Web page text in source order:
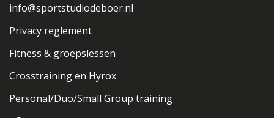
info@sportstudiodeboer.nl
Privacy reglement
Fitness & groepslessen
Crosstraining en Hyrox
Personal/Duo/Small Group training